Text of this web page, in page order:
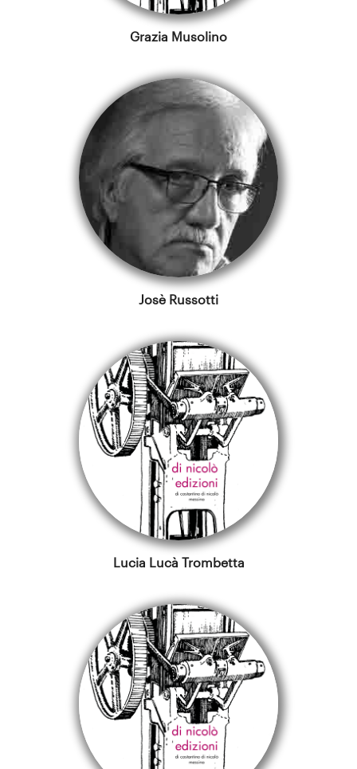
Grazia Musolino
Josè Russotti
Lucia Lucà Trombetta